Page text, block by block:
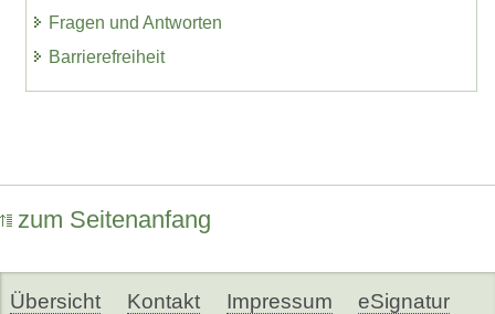
Fragen und Antworten
Barrierefreiheit
zum Seitenanfang
Übersicht Kontakt Impressum eSignatur